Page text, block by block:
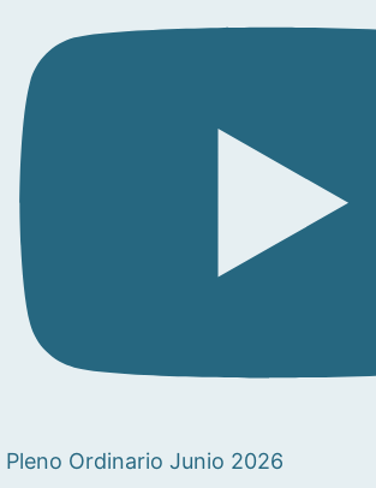
Pleno Ordinario Junio 2026